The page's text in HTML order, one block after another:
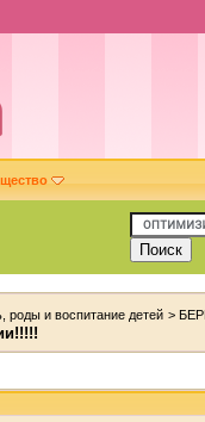
роды и воспитание детей >